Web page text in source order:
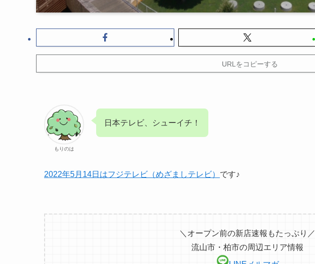
URLをコピーする
もりのは
日本テレビ、シューイチ！
2022年5月14日はフジテレビ（めざましテレビ） です♪
＼オープン前の新店速報もたっぷり／
流山市・柏市の周辺エリア情報